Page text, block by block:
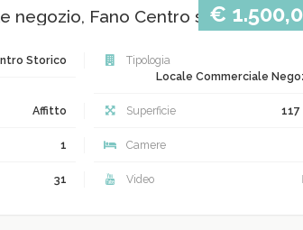
negozio, Fano Centro storico
€
Storico
Tipologia
Locale Commerciale
Affitto Superficie 117
1 Camere
31 Video